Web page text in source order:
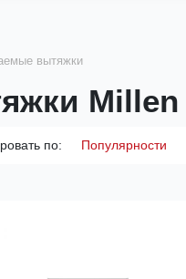
вытяжки
Millen
по: Популярности